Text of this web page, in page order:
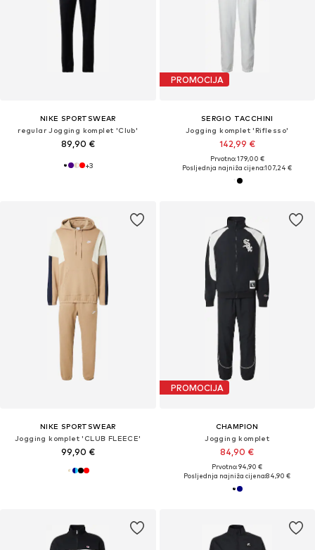
NIKE SPORTSWEAR
regular Jogging komplet 'Club'
89,90 €
+3
PROMOCIJA
SERGIO TACCHINI
Jogging komplet 'Riflesso'
142,99 €
Prvotno: 179,00 €
Posljednja najniža cijena:107,24 €
NIKE SPORTSWEAR
Jogging komplet 'CLUB FLEECE'
99,90 €
PROMOCIJA
CHAMPION
Jogging komplet
84,90 €
Prvotno: 94,90 €
Posljednja najniža cijena:84,90 €